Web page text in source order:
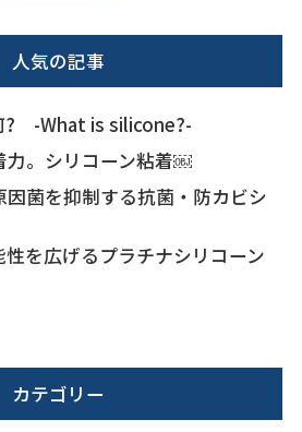
人気の記事
? -What is silicone?-
力。シリコーン粘着￼
因菌を抑制する抗菌・防カビシ
を広げるプラチナシリコーン
カテゴリー